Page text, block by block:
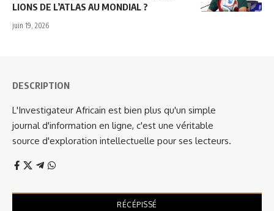
LIONS DE L’ATLAS AU MONDIAL ?
juin 19, 2026
DESCRIPTION
L'Investigateur Africain est bien plus qu'un simple
journal d'information en ligne, c'est une véritable
source d'exploration intellectuelle pour ses lecteurs.
RÉCÉPISSÉ